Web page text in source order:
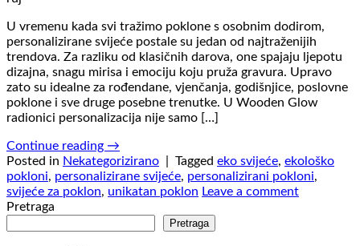
U vremenu kada svi tražimo poklone s osobnim dodirom,
personalizirane svijeće postale su jedan od najtraženijih
trendova. Za razliku od klasičnih darova, one spajaju ljepotu
dizajna, snagu mirisa i emociju koju pruža gravura. Upravo
zato su idealne za rođendane, vjenčanja, godišnjice, poslovne
poklone i sve druge posebne trenutke. U Wooden Glow
radionici personalizacija nije samo […]
Continue reading →
Posted in Nekategorizirano Tagged eko svijeće, ekološko
pokloni, personalizirane svijeće, personalizirani pokloni,
svijeće za poklon, unikatan poklon Leave a comment
Pretraga
Pretraga